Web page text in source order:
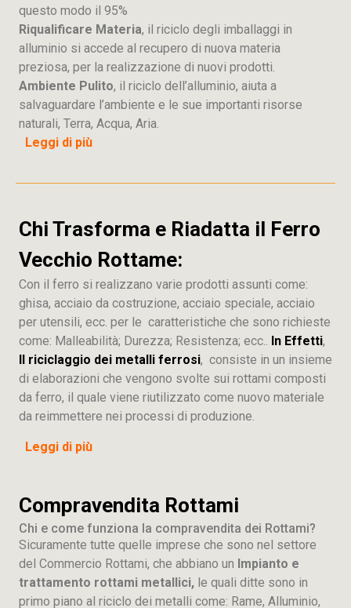
questo modo il 95%
Riqualificare Materia, il riciclo degli imballaggi in
alluminio si accede al recupero di nuova materia
preziosa, per la realizzazione di nuovi prodotti.
Ambiente Pulito, il riciclo dell’alluminio, aiuta a
salvaguardare l’ambiente e le sue importanti risorse
naturali, Terra, Acqua, Aria.
Leggi di più
Chi Trasforma e Riadatta il Ferro
Vecchio Rottame:
Con il ferro si realizzano varie prodotti assunti come:
ghisa, acciaio da costruzione, acciaio speciale, acciaio
per utensili, ecc. per le caratteristiche che sono richieste
come: Malleabilità; Durezza; Resistenza; ecc.. In Effetti,
Il riciclaggio dei metalli ferrosi, consiste in un insieme
di elaborazioni che vengono svolte sui rottami composti
da ferro, il quale viene riutilizzato come nuovo materiale
da reimmettere nei processi di produzione.
Leggi di più
Compravendita Rottami
Chi e come funziona la compravendita dei Rottami?
Sicuramente tutte quelle imprese che sono nel settore
del Commercio Rottami, che abbiano un Impianto e
trattamento rottami metallici, le quali ditte sono in
primo piano al riciclo dei metalli come: Rame, Alluminio,